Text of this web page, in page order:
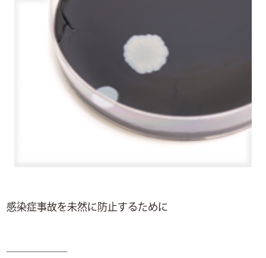
感染症事故を未然に防止するために